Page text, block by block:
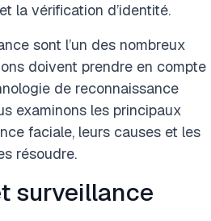
la vérification d’identité.
sont l’un des nombreux
doivent prendre en compte
de reconnaissance
examinons les principaux
faciale, leurs causes et les
résoudre.
surveillance